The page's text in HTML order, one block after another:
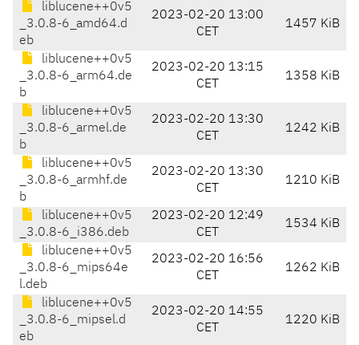
liblucene++0v5
_3.0.8-6_amd64.d
eb
2023-02-20 13:00
CET
1457 KiB
liblucene++0v5
_3.0.8-6_arm64.de
b
2023-02-20 13:15
CET
1358 KiB
liblucene++0v5
_3.0.8-6_armel.de
b
2023-02-20 13:30
CET
1242 KiB
liblucene++0v5
_3.0.8-6_armhf.de
b
2023-02-20 13:30
CET
1210 KiB
liblucene++0v5
_3.0.8-6_i386.deb
2023-02-20 12:49
CET
1534 KiB
liblucene++0v5
_3.0.8-6_mips64e
l.deb
2023-02-20 16:56
CET
1262 KiB
liblucene++0v5
_3.0.8-6_mipsel.d
eb
2023-02-20 14:55
CET
1220 KiB